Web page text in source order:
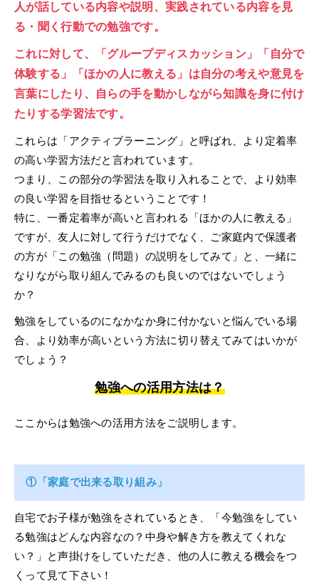
人が話している内容や説明、実践されている内容を見
る・聞く行動での勉強です。
これに対して、「グループディスカッション」「自分で
体験する」「ほかの人に教える」は自分の考えや意見を
言葉にしたり、自らの手を動かしながら知識を身に付け
たりする学習法です。
これらは「アクティブラーニング」と呼ばれ、より定着率
の高い学習方法だと言われています。
つまり、この部分の学習法を取り入れることで、より効率
の良い学習を目指せるということです！
特に、一番定着率が高いと言われる「ほかの人に教える」
ですが、友人に対して行うだけでなく、ご家庭内で保護者
の方が「この勉強（問題）の説明をしてみて」と、一緒に
なりながら取り組んでみるのも良いのではないでしょう
か？
勉強をしているのになかなか身に付かないと悩んでいる場
合、より効率が高いという方法に切り替えてみてはいかが
でしょう？
勉強への活用方法は？
ここからは勉強への活用方法をご説明します。
①「家庭で出来る取り組み」
自宅でお子様が勉強をされているとき、「今勉強をしてい
る勉強はどんな内容なの？中身や解き方を教えてくれな
い？」と声掛けをしていただき、他の人に教える機会をつ
くって見て下さい！